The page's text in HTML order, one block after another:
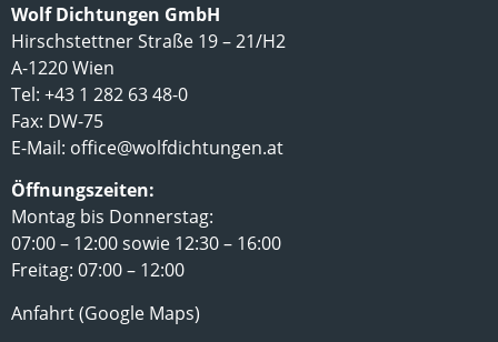
Wolf Dichtungen GmbH
Hirschstettner Straße 19 – 21/H2
A-1220 Wien
Tel: +43 1 282 63 48-0
Fax: DW-75
E-Mail: office@wolfdichtungen.at
Öffnungszeiten:
Montag bis Donnerstag:
07:00 – 12:00 sowie 12:30 – 16:00
Freitag: 07:00 – 12:00
Anfahrt (Google Maps)